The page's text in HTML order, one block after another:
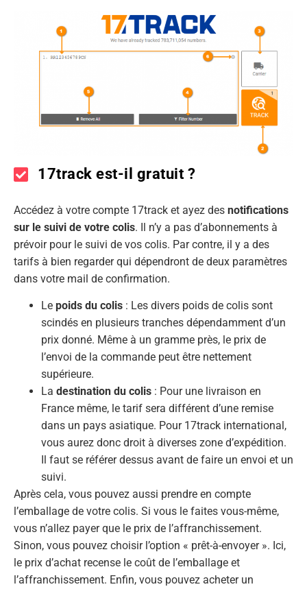
17track est-il gratuit ?
Accédez à votre compte 17track et ayez des notifications
sur le suivi de votre colis. Il n’y a pas d’abonnements à
prévoir pour le suivi de vos colis. Par contre, il y a des
tarifs à bien regarder qui dépendront de deux paramètres
dans votre mail de confirmation.
Le poids du colis : Les divers poids de colis sont
scindés en plusieurs tranches dépendamment d’un
prix donné. Même à un gramme près, le prix de
l’envoi de la commande peut être nettement
supérieure.
La destination du colis : Pour une livraison en
France même, le tarif sera différent d’une remise
dans un pays asiatique. Pour 17track international,
vous aurez donc droit à diverses zone d’expédition.
Il faut se référer dessus avant de faire un envoi et un
suivi.
Après cela, vous pouvez aussi prendre en compte
l’emballage de votre colis. Si vous le faites vous-même,
vous n’allez payer que le prix de l’affranchissement.
Sinon, vous pouvez choisir l’option « prêt-à-envoyer ». Ici,
le prix d’achat recense le coût de l’emballage et
l’affranchissement. Enfin, vous pouvez acheter un